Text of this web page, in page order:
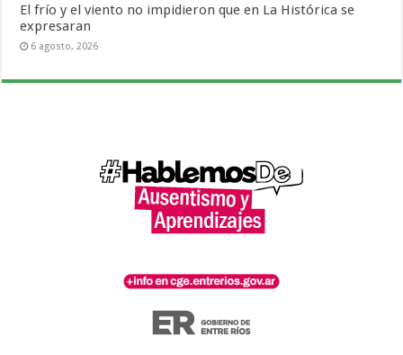
El frío y el viento no impidieron que en La Histórica se
expresaran
6 agosto, 2026